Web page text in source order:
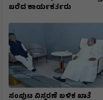
ಬರೆದ ಕಾರ್ಯಕರ್ತರು
ಸಂಪುಟ ವಿಸ್ತರಣೆ ಬಳಿಕ ಖಾತೆ